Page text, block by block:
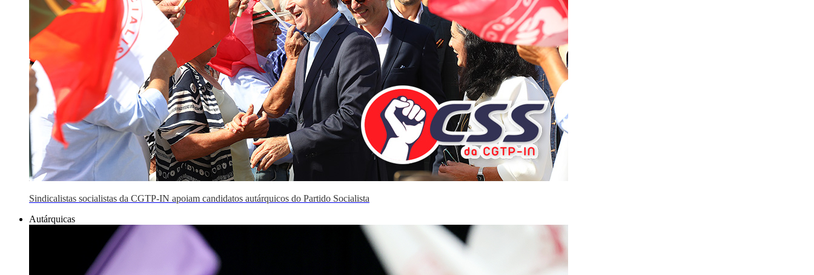
Sindicalistas socialistas da CGTP-IN apoiam candidatos autárquicos do Partido Socialista
Autárquicas